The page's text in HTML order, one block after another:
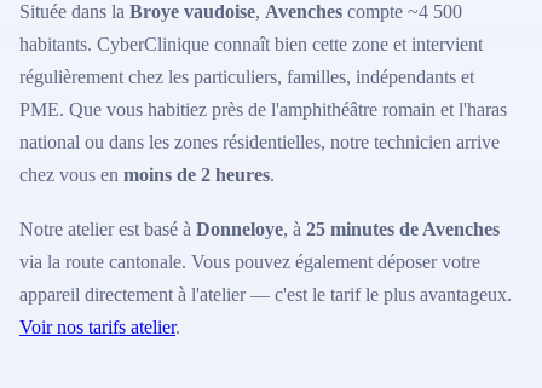
Située dans la Broye vaudoise, Avenches compte ~4 500
habitants. CyberClinique connaît bien cette zone et intervient
régulièrement chez les particuliers, familles, indépendants et
PME. Que vous habitiez près de l'amphithéâtre romain et l'haras
national ou dans les zones résidentielles, notre technicien arrive
chez vous en moins de 2 heures.
Notre atelier est basé à Donneloye, à 25 minutes de Avenches
via la route cantonale. Vous pouvez également déposer votre
appareil directement à l'atelier — c'est le tarif le plus avantageux.
Voir nos tarifs atelier.